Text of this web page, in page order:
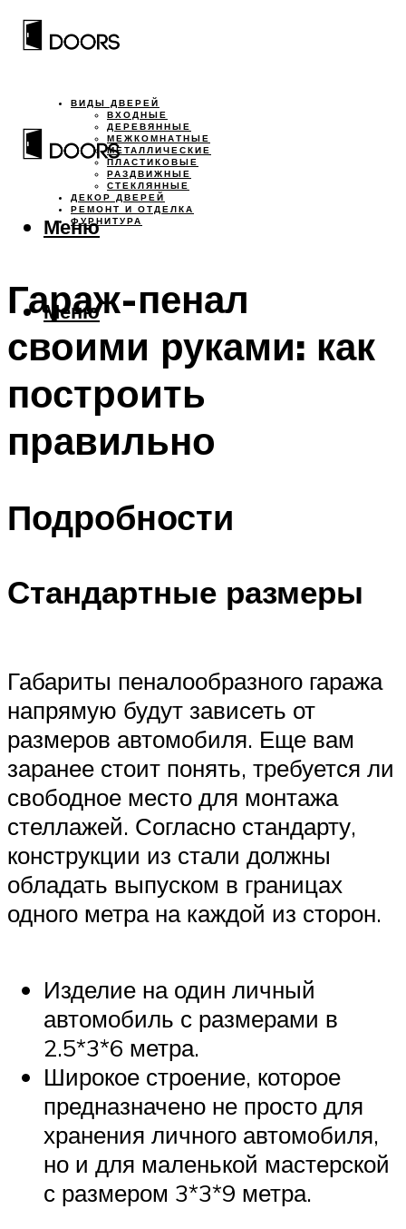
ВИДЫ ДВЕРЕЙ
ВХОДНЫЕ
ДЕРЕВЯННЫЕ
МЕЖКОМНАТНЫЕ
МЕТАЛЛИЧЕСКИЕ
ПЛАСТИКОВЫЕ
РАЗДВИЖНЫЕ
СТЕКЛЯННЫЕ
ДЕКОР ДВЕРЕЙ
РЕМОНТ И ОТДЕЛКА
ФУРНИТУРА
Меню
Меню
Гараж-пенал
своими руками: как
построить
правильно
Подробности
Стандартные размеры
Габариты пеналообразного гаража
напрямую будут зависеть от
размеров автомобиля. Еще вам
заранее стоит понять, требуется ли
свободное место для монтажа
стеллажей. Согласно стандарту,
конструкции из стали должны
обладать выпуском в границах
одного метра на каждой из сторон.
Изделие на один личный
автомобиль с размерами в
2.5*3*6 метра.
Широкое строение, которое
предназначено не просто для
хранения личного автомобиля,
но и для маленькой мастерской
с размером 3*3*9 метра.